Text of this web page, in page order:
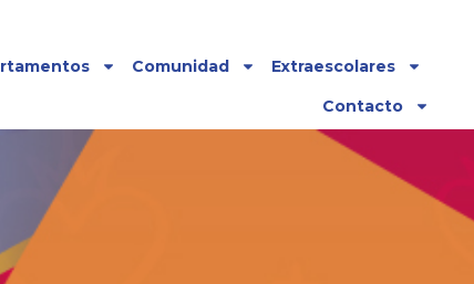
Comunidad
Extraescolares
Contacto